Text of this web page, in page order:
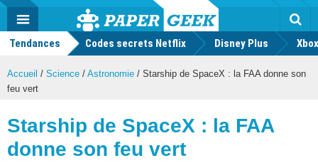
Actu
geek
MENU
Tendances Codes secrets Netflix Disney Plus
Accueil / Science / Astronomie / Starship de SpaceX : la FAA donne son
feu vert
Starship de SpaceX : la FAA
donne son feu vert
Mode
FacebookTwitter Youtube